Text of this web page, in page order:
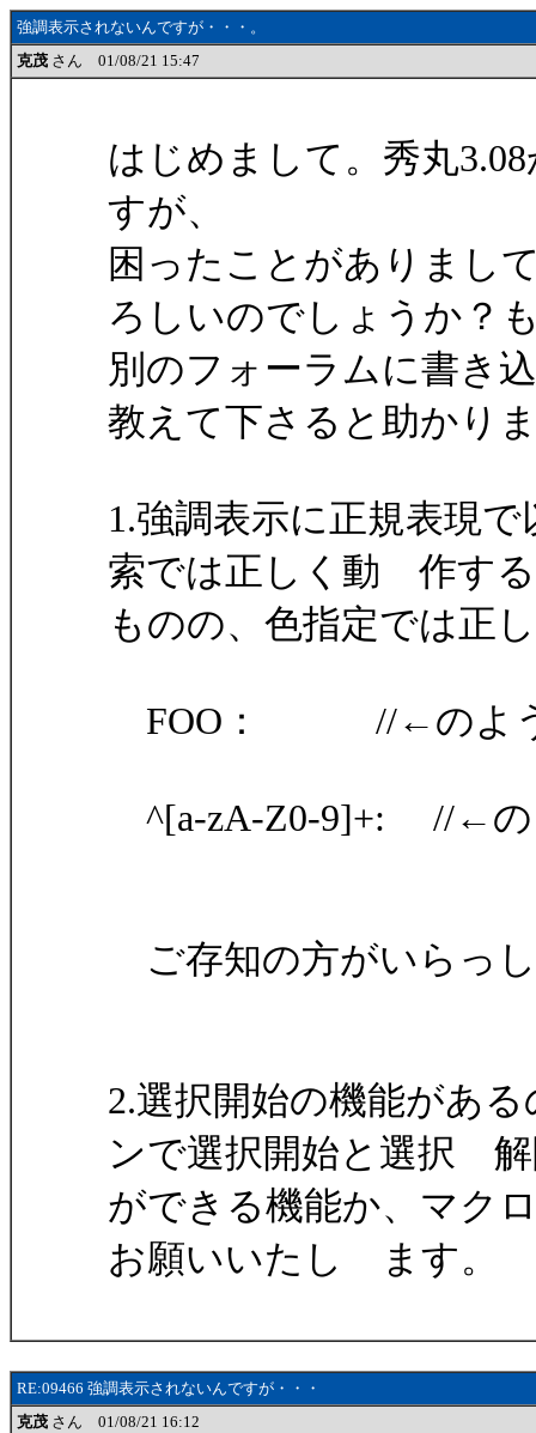
強調表示されないんですが・・・。
克茂 さん 01/08/21 15:47
はじめまして。秀丸
すが、
困ったことがありまし
ろしいのでしょうか？
別のフォーラムに書き
教えて下さると助かり
1.強調表示に正規表現
索では正しく動 作する
ものの、色指定では正
FOO： //←のよう
^[a-zA-Z0-9]+: //←の
ご存知の方がいらっ
2.選択開始の機能があ
ンで選択開始と選択
ができる機能か、マク
お願いいたし ます。
RE:09466 強調表示されないんですが・・・
克茂 さん 01/08/21 16:12